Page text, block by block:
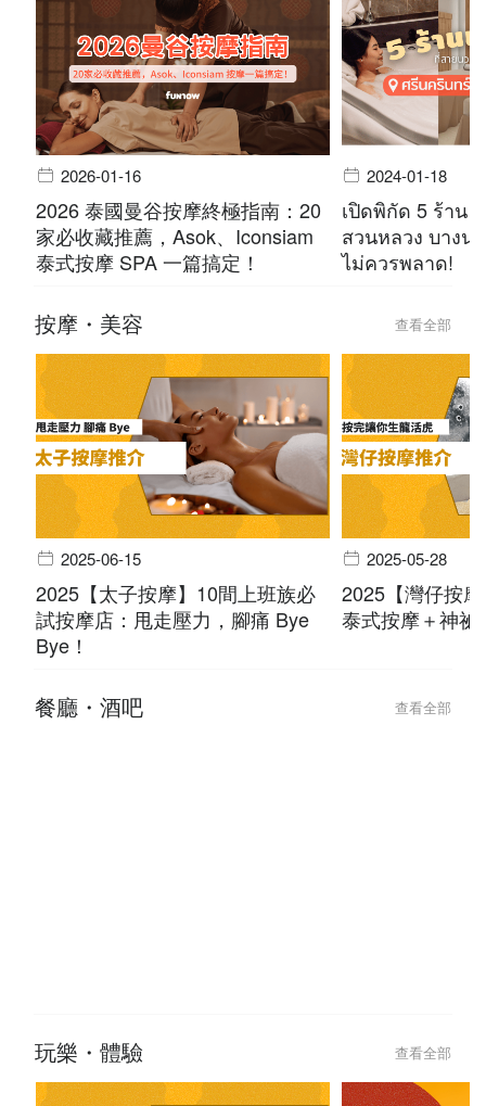
2026-01-16
2026 泰國曼谷按摩終極指南：20
家必收藏推薦，Asok、Iconsiam
泰式按摩 SPA 一篇搞定！
2024-01-18
เปิดพิกัด 5 ร้าน
สวนหลวง บาง
ไม่ควรพลาด!
按摩・美容 查看全部
2025-06-15
2025【太子按摩】10間上班族必
試按摩店：甩走壓力，腳痛 Bye
Bye！
2025-05-28
2025【灣仔按
泰式按摩＋神
餐廳・酒吧 查看全部
玩樂・體驗 查看全部